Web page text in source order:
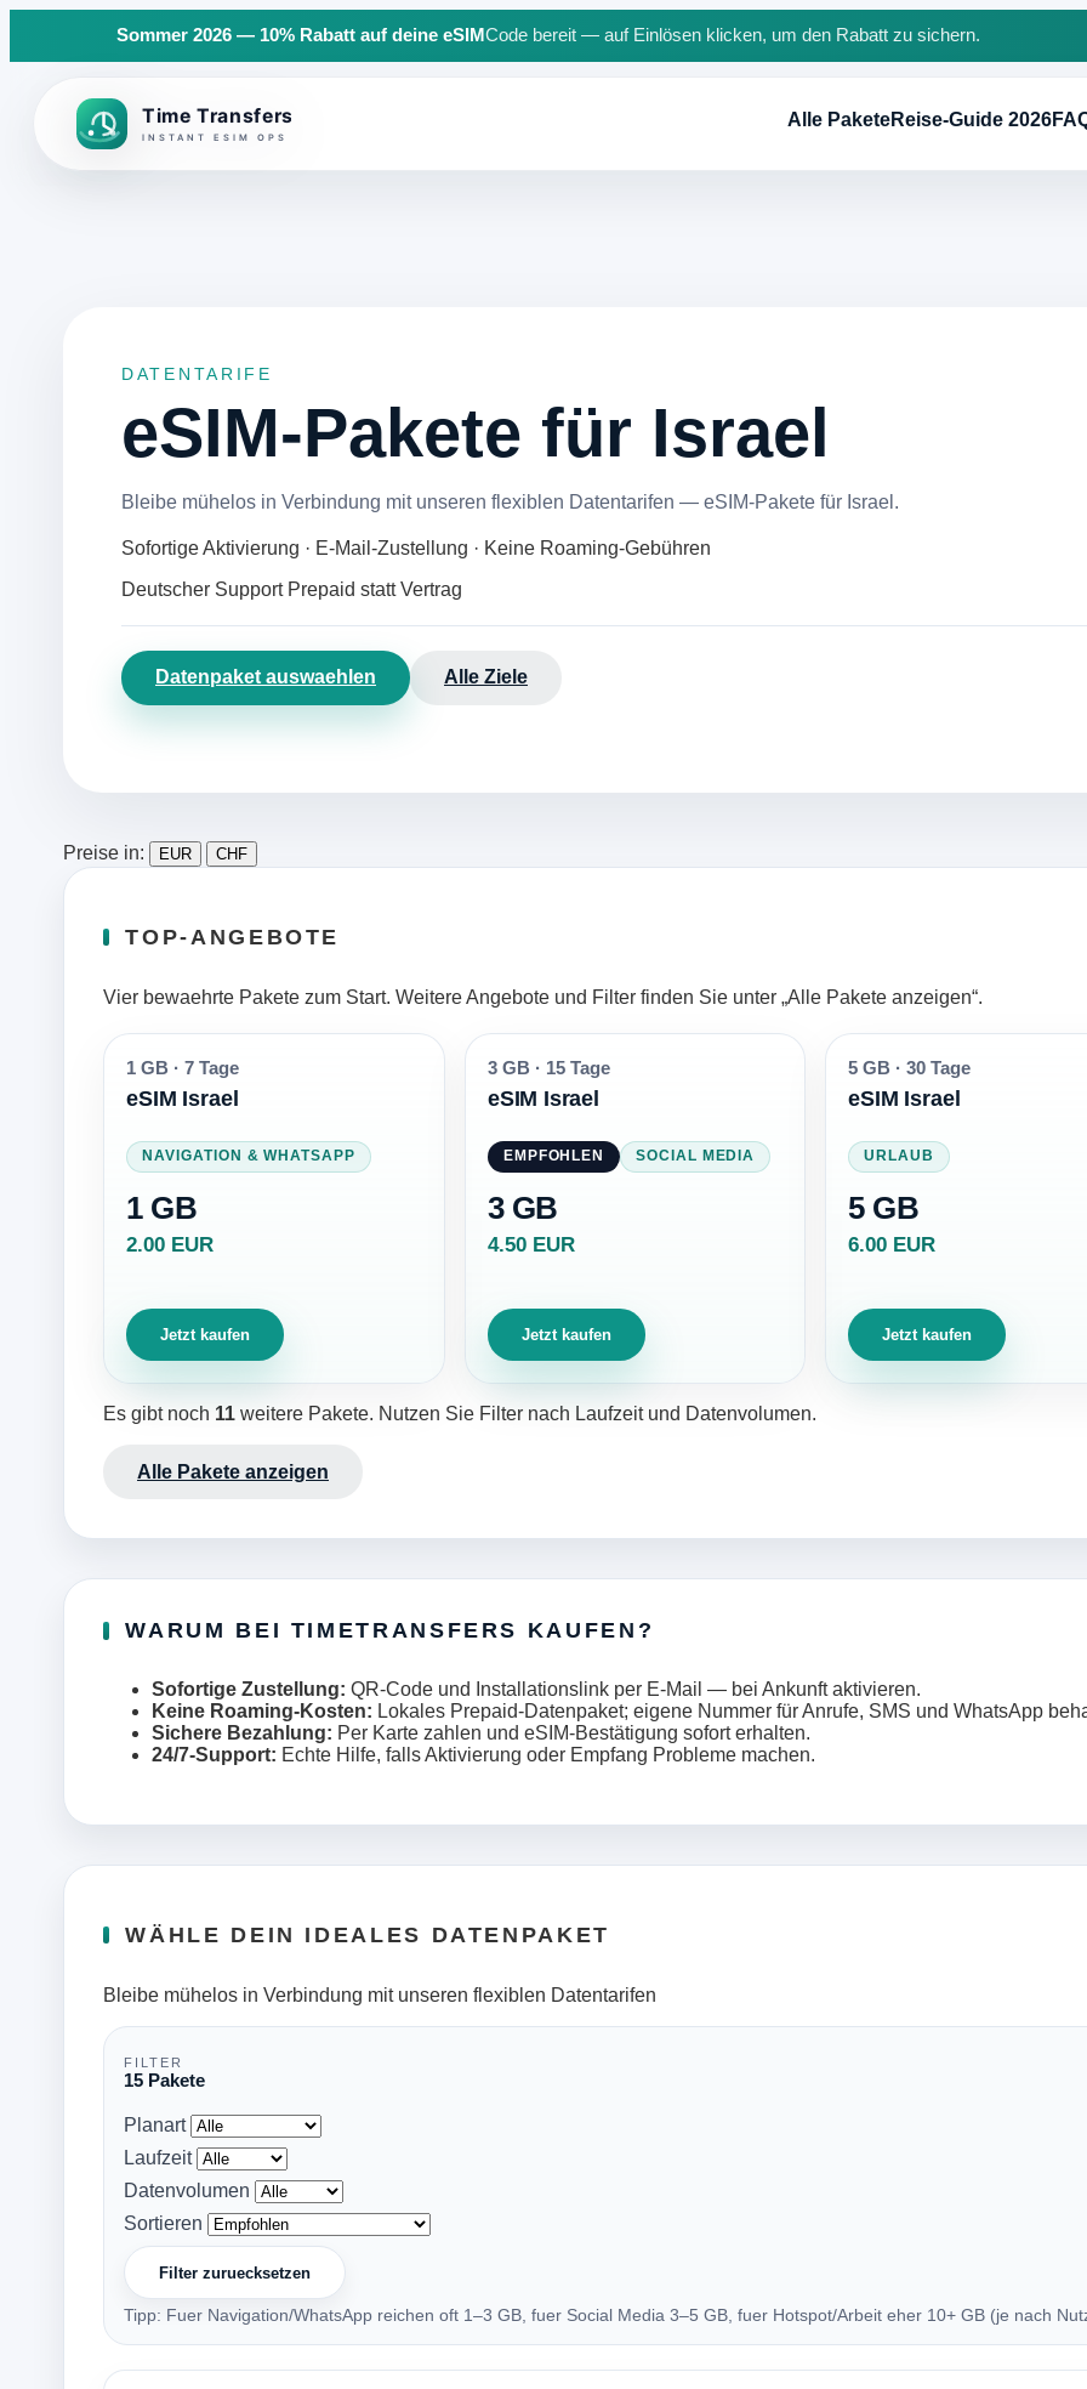
Sommer 2026 — 10% Rabatt auf deine eSIMCode bereit — auf Einlösen klicken, um den Rabatt zu sichern.
Back to top
Alle PaketeReise-Guide 2026
DATENTARIFE
eSIM-Pakete für Israel
Bleibe mühelos in Verbindung mit unseren flexiblen Datentarifen — eSIM-Pakete für Israel.
Sofortige Aktivierung · E-Mail-Zustellung · Keine Roaming-Gebühren
Deutscher Support Prepaid statt Vertrag
Datenpaket auswaehlen Alle Ziele
Preise in: EUR CHF
TOP-ANGEBOTE
Vier bewaehrte Pakete zum Start. Weitere Angebote und Filter finden Sie unter „Alle Pakete anzeigen“.
1 GB · 7 Tage
eSIM Israel
NAVIGATION & WHATSAPP
1 GB
2.00 EUR
Jetzt kaufen
3 GB · 15 Tage
eSIM Israel
EMPFOHLEN SOCIAL MEDIA
3 GB
4.50 EUR
Jetzt kaufen
5 GB · 30 Tage
eSIM Israel
URLAUB
5 GB
6.00 EUR
Jetzt kaufen
Es gibt noch 11 weitere Pakete. Nutzen Sie Filter nach Laufzeit und Datenvolumen.
Alle Pakete anzeigen
WARUM BEI TIMETRANSFERS KAUFEN?
Sofortige Zustellung: QR-Code und Installationslink per E-Mail — bei Ankunft aktivieren.
Keine Roaming-Kosten: Lokales Prepaid-Datenpaket; eigene Nummer für Anrufe, SMS und WhatsApp
Sichere Bezahlung: Per Karte zahlen und eSIM-Bestätigung sofort erhalten.
24/7-Support: Echte Hilfe, falls Aktivierung oder Empfang Probleme machen.
WÄHLE DEIN IDEALES DATENPAKET
Bleibe mühelos in Verbindung mit unseren flexiblen Datentarifen
FILTER
15 Pakete
Planart
Laufzeit
Datenvolumen
Sortieren
Filter zuruecksetzen
Tipp: Fuer Navigation/WhatsApp reichen oft 1–3 GB, fuer Social Media 3–5 GB, fuer Hotspot/Arbeit eher 10+ GB (je nach